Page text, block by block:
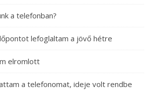
a telefonban?
lefoglaltam a jövő hétre
elromlott
a telefonomat, ideje volt rendbe